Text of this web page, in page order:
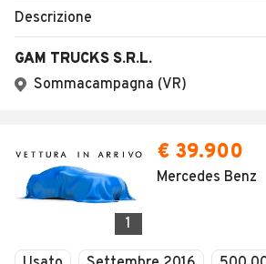
Descrizione
GAM TRUCKS S.R.L.
Sommacampagna (VR)
1
€ 39.900
Mercedes Benz